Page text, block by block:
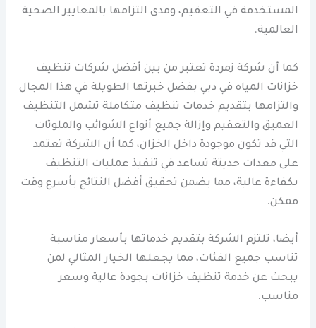
المستخدمة في التعقيم، ومدى التزامها بالمعايير الصحية
العالمية.
كما أن شركة زمردة تعتبر من بين أفضل شركات تنظيف
خزانات المياه في دبي بفضل خبرتها الطويلة في هذا المجال
والتزامها بتقديم خدمات تنظيف متكاملة تشمل التنظيف
العميق والتعقيم وإزالة جميع أنواع الشوائب والملوثات
التي قد تكون موجودة داخل الخزان، كما أن الشركة تعتمد
على معدات حديثة تساعد في تنفيذ عمليات التنظيف
بكفاءة عالية، مما يضمن تحقيق أفضل النتائج بأسرع وقت
ممكن.
أيضا، تلتزم الشركة بتقديم خدماتها بأسعار مناسبة
تناسب جميع الفئات، مما يجعلها الخيار المثالي لمن
يبحث عن خدمة تنظيف خزانات بجودة عالية وسعر
مناسب.